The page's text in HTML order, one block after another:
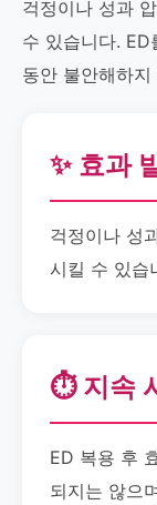
걱정이나 성과
수 있습니다.
동안 불안해하
✨ 효과
걱정이나 성
시킬 수 있습
⏱️ 지속
ED 복용 후
되지는 않으